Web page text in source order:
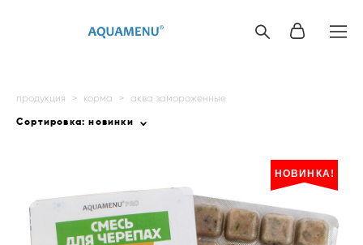
продукция > корма > аква замороженные
Сортировка: новинки
НОВИНКА!